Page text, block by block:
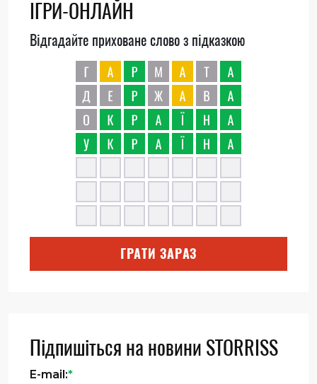
ІГРИ-ОНЛАЙН
Відгадайте приховане слово з підказкою
ГРАТИ ЗАРАЗ
Підпишіться на новини STORRISS
E-mail:*